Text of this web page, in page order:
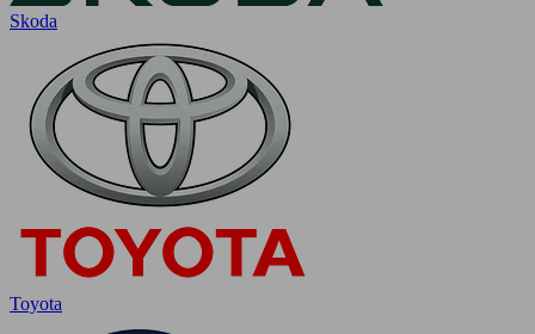
Skoda
Toyota